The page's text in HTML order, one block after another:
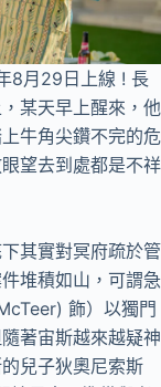
8月29日上線 ! 長
某天早上醒來，他
牛角尖鑽不完的危
望去到處都是不祥
其實對冥府疏於管
堆積如山，可謂急
飾）以獨門
著宙斯越來越疑神
兒子狄奧尼索斯